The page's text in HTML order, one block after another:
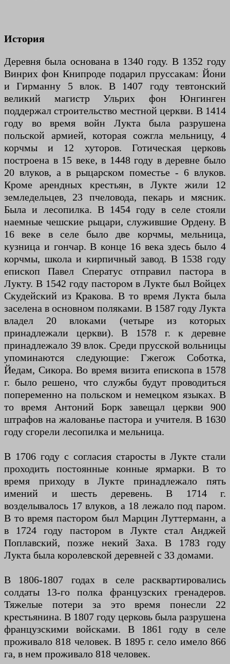
История
Деревня была основана в 1340 году. В 1352 году
Винрих фон Книпроде подарил пруссакам: Йони
и Гирманну 5 влок. В 1407 году тевтонский
великий магистр Ульрих фон Юнгинген
поддержал строительство местной церкви. В 1414
году во время войн Лукта была разрушена
польской армией, которая сожгла мельницу, 4
корчмы и 12 хуторов. Готическая церковь
построена в 15 веке, в 1448 году в деревне было
20 влуков, а в рыцарском поместье - 6 влуков.
Кроме арендных крестьян, в Лукте жили 12
земледельцев, 23 пчеловода, пекарь и мясник.
Была и лесопилка. В 1454 году в селе стояли
наемные чешские рыцари, служившие Ордену. В
16 веке в селе было две корчмы, мельница,
кузница и гончар. В конце 16 века здесь было 4
корчмы, школа и кирпичный завод. В 1538 году
епископ Павел Сператус отправил пастора в
Лукту. В 1542 году пастором в Лукте был Войцех
Скудейский из Кракова. В то время Лукта была
заселена в основном поляками. В 1587 году Лукта
владел 20 влоками (четыре из которых
принадлежали церкви). В 1578 г. к деревне
принадлежало 39 влок. Среди прусской вольницы
упоминаются следующие: Гжегож Соботка,
Йедам, Сикора. Во время визита епископа в 1578
г. было решено, что службы будут проводиться
попеременно на польском и немецком языках. В
то время Антоний Борк завещал церкви 900
штрафов на жалованье пастора и учителя. В 1630
году сгорели лесопилка и мельница.
В 1706 году с согласия старосты в Лукте стали
проходить постоянные конные ярмарки. В то
время приходу в Лукте принадлежало пять
имений и шесть деревень. В 1714 г.
возделывалось 17 влуков, а 18 лежало под паром.
В то время пастором был Марцин Луттерманн, а
в 1724 году пастором в Лукте стал Анджей
Поплавский, позже некий Заха. В 1783 году
Лукта была королевской деревней с 33 домами.
В 1806-1807 годах в селе расквартировались
солдаты 13-го полка французских гренадеров.
Тяжелые потери за это время понесли 22
крестьянина. В 1807 году церковь была разрушена
французскими войсками. В 1861 году в селе
проживало 818 человек. В 1895 г. село имело 866
га, в нем проживало 818 человек.